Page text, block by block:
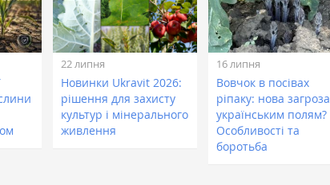
22 липня
Новинки Ukravit 2026:
рішення для захисту
культур і мінерального
живлення
16 липня
Вовчок в посівах
ріпаку: нова загроза
українським полям?
Особливості та
боротьба